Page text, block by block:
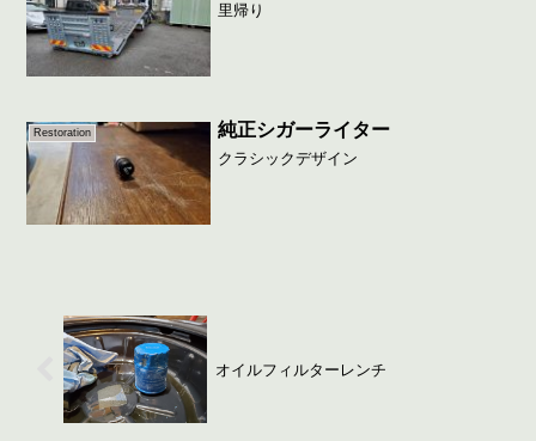
里帰り
Restoration 純正シガーライター
クラシックデザイン
オイルフィルターレンチ